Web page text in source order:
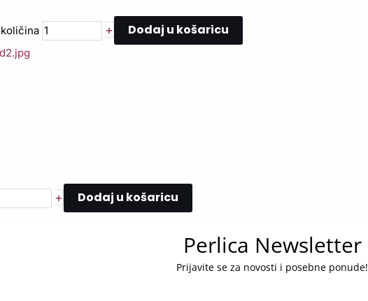
+ Dodaj u košaricu
+ Dodaj u košaricu
Perlica Newsletter
Prijavite se za novosti i posebne ponude!